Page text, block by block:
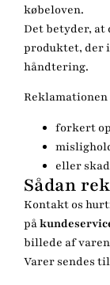
købeloven.
Det betyder, at
produktet, der
håndtering.
forkert
eller
Sådan
Kontakt os
på
billede af
Varer sendes